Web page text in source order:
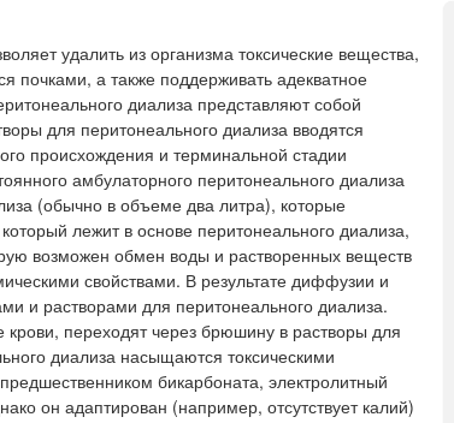
удалить из организма токсические вещества,
почками, а также поддерживать адекватное
диализа представляют собой
для перитонеального диализа вводятся
происхождения и терминальной стадии
амбулаторного перитонеального диализа
(обычно в объеме два литра), которые
лежит в основе перитонеального диализа,
возможен обмен воды и растворенных веществ
свойствами. В результате диффузии и
и растворами для перитонеального диализа.
крови, переходят через брюшину в растворы для
диализа насыщаются токсическими
бикарбоната, электролитный
он адаптирован (например, отсутствует калий)